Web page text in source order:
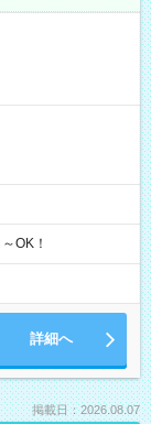
OK！
詳細へ
掲載日：2026.08.07